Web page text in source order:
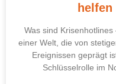
Was sind
einer Welt, die von
Ereignissen geprägt
Schlüsselrolle im